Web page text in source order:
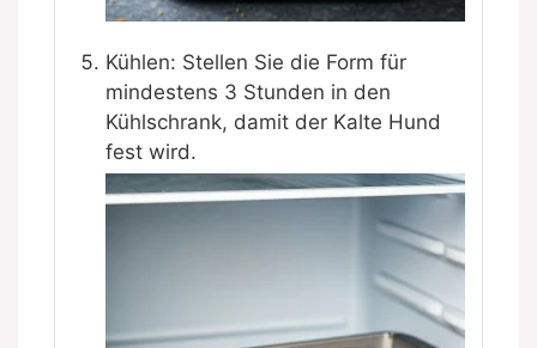
Kühlen: Stellen Sie die Form für
mindestens 3 Stunden in den
Kühlschrank, damit der Kalte Hund
fest wird.